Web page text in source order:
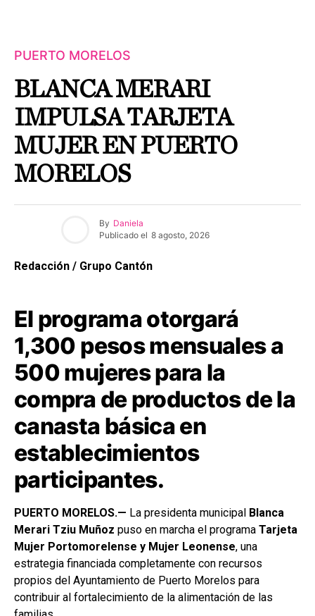
PUERTO MORELOS
BLANCA MERARI
IMPULSA TARJETA
MUJER EN PUERTO
MORELOS
By Daniela
Publicado el 8 agosto, 2026
Redacción / Grupo Cantón
El programa otorgará
1,300 pesos mensuales a
500 mujeres para la
compra de productos de la
canasta básica en
establecimientos
participantes.
PUERTO MORELOS.— La presidenta municipal Blanca
Merari Tziu Muñoz puso en marcha el programa Tarjeta
Mujer Portomorelense y Mujer Leonense, una
estrategia financiada completamente con recursos
propios del Ayuntamiento de Puerto Morelos para
contribuir al fortalecimiento de la alimentación de las